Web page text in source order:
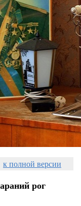
к полной версии
рог